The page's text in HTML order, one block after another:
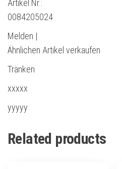
Artikel Nr.:
0084205024
Melden |
Ähnlichen Artikel verkaufen
Tränken
xxxxx
yyyyy
Related products